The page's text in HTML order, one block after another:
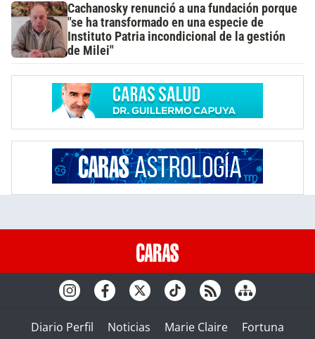
Cachanosky renunció a una fundación porque
"se ha transformado en una especie de
Instituto Patria incondicional de la gestión
de Milei"
Diario Perfil Noticias Marie Claire
Fortuna